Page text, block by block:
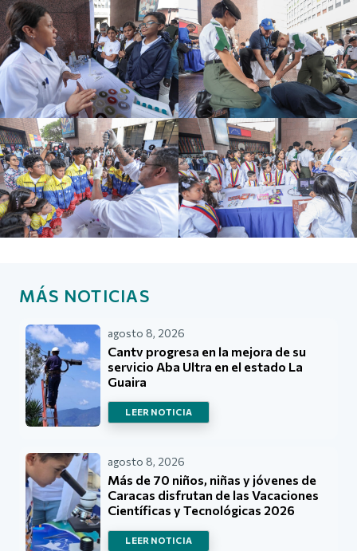
MÁS NOTICIAS
agosto 8, 2026
Cantv progresa en la mejora de su
servicio Aba Ultra en el estado La
Guaira
LEER NOTICIA
agosto 8, 2026
Más de 70 niños, niñas y jóvenes de
Caracas disfrutan de las Vacaciones
Científicas y Tecnológicas 2026
LEER NOTICIA